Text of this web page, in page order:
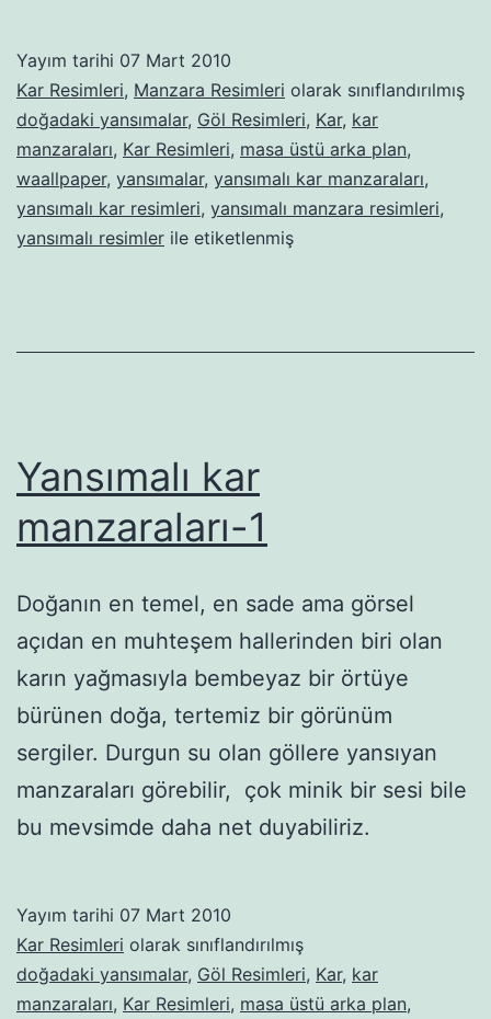
Yayım tarihi 07 Mart 2010
Kar Resimleri, Manzara Resimleri olarak sınıflandırılmış
doğadaki yansımalar, Göl Resimleri, Kar, kar
manzaraları, Kar Resimleri, masa üstü arka plan,
waallpaper, yansımalar, yansımalı kar manzaraları,
yansımalı kar resimleri, yansımalı manzara resimleri,
yansımalı resimler ile etiketlenmiş
Yansımalı kar
manzaraları-1
Doğanın en temel, en sade ama görsel
açıdan en muhteşem hallerinden biri olan
karın yağmasıyla bembeyaz bir örtüye
bürünen doğa, tertemiz bir görünüm
sergiler. Durgun su olan göllere yansıyan
manzaraları görebilir, çok minik bir sesi bile
bu mevsimde daha net duyabiliriz.
Yayım tarihi 07 Mart 2010
Kar Resimleri olarak sınıflandırılmış
doğadaki yansımalar, Göl Resimleri, Kar, kar
manzaraları, Kar Resimleri, masa üstü arka plan,